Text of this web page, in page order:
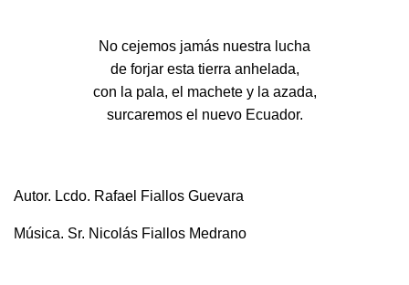
No cejemos jamás nuestra lucha
de forjar esta tierra anhelada,
con la pala, el machete y la azada,
surcaremos el nuevo Ecuador.
Autor. Lcdo. Rafael Fiallos Guevara
Música. Sr. Nicolás Fiallos Medrano